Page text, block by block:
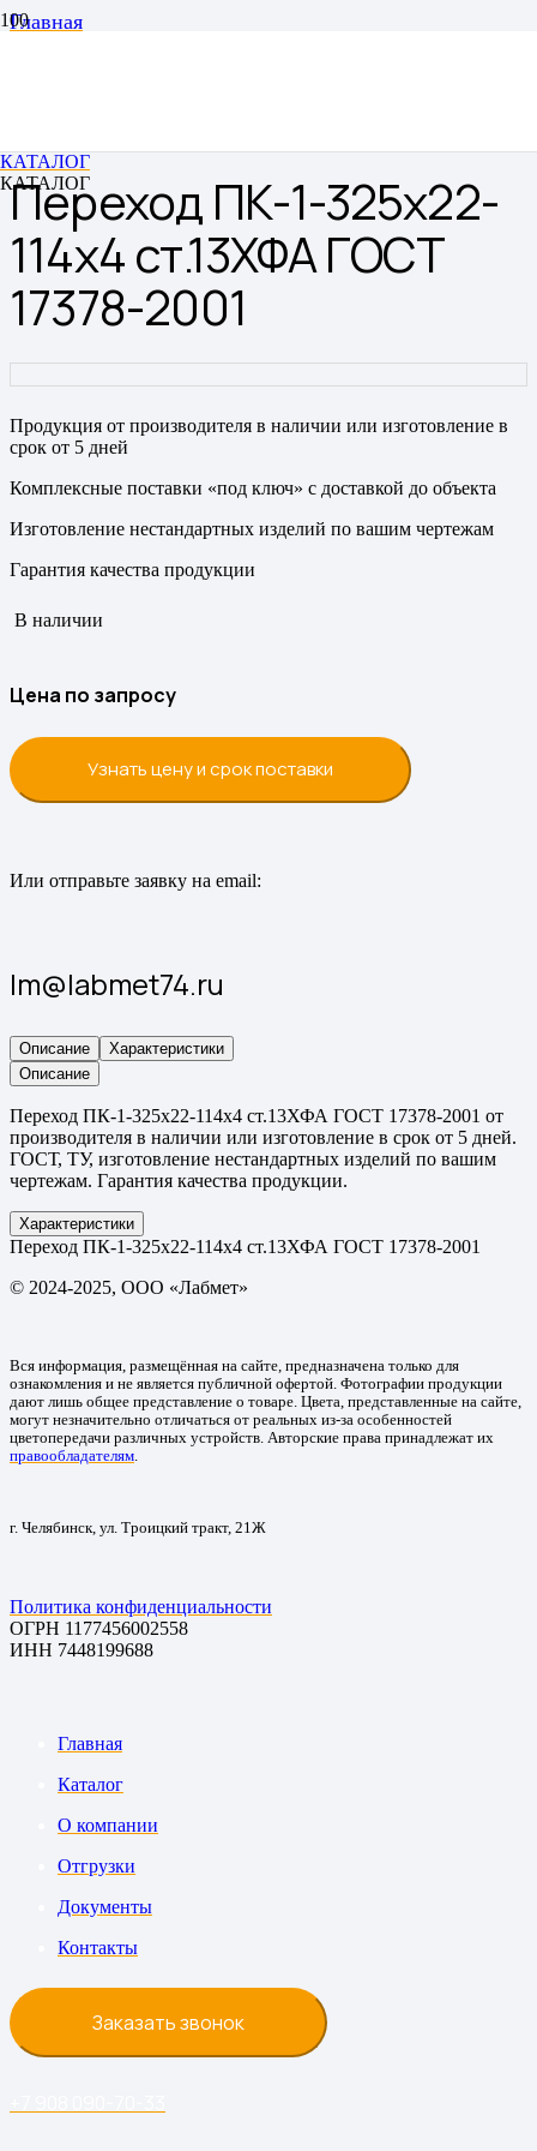
КАТАЛОГ
КАТАЛОГ
Главная
Переход ПК-1-325х22-
114х4 ст.13ХФА ГОСТ
17378-2001
Продукция от производителя в наличии или изготовление в
срок от 5 дней
Комплексные поставки «под ключ» с доставкой до объекта
Изготовление нестандартных изделий по вашим чертежам
Гарантия качества продукции
В наличии
Цена по запросу
Узнать цену и срок поставки
Или отправьте заявку на email:
lm@labmet74.ru
Описание
Характеристики
Описание
Переход ПК-1-325х22-114х4 ст.13ХФА ГОСТ 17378-2001 от
производителя в наличии или изготовление в срок от 5 дней.
ГОСТ, ТУ, изготовление нестандартных изделий по вашим
чертежам. Гарантия качества продукции.
Характеристики
Переход ПК-1-325х22-114х4 ст.13ХФА ГОСТ 17378-2001
© 2024-2025, ООО «Лабмет»
Вся информация, размещённая на сайте, предназначена только для
ознакомления и не является публичной офертой. Фотографии продукции
дают лишь общее представление о товаре. Цвета, представленные на сайте,
могут незначительно отличаться от реальных из-за особенностей
цветопередачи различных устройств. Авторские права принадлежат их
правообладателям
г. Челябинск, ул. Троицкий тракт, 21Ж
Политика конфиденциальности
ОГРН 1177456002558
ИНН 7448199688
Главная
Каталог
О компании
Отгрузки
Документы
Контакты
Заказать звонок